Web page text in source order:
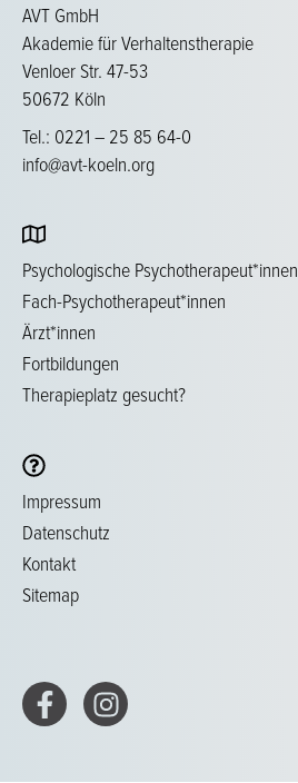
AVT GmbH
Akademie für Verhaltenstherapie
Venloer Str. 47-53
50672 Köln
Tel.: 0221 – 25 85 64-0
info@avt-koeln.org
Psychologische Psychotherapeut*innen
Fach-Psychotherapeut*innen
Ärzt*innen
Fortbildungen
Therapieplatz gesucht?
Impressum
Datenschutz
Kontakt
Sitemap